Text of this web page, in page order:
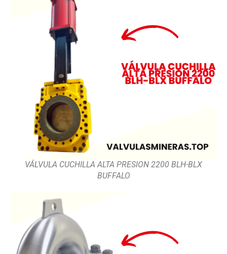
VÁLVULA CUCHILLA ALTA PRESION 2200 BLH-BLX
BUFFALO